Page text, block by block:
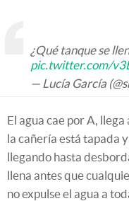
¿Qué tanque se
pic.twitter.com/
— Lucía García
El agua cae por A,
la cañería está tapada
llegando hasta
llena antes que
no expulse el agua a